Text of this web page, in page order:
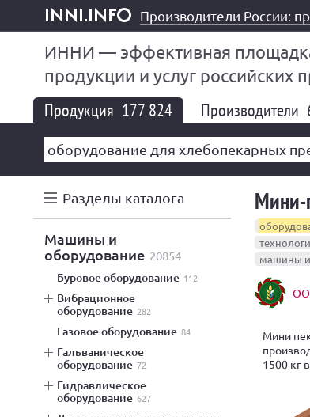
inni.info
Производители России:
ИННИ — эффективная
продукции и услуг российских
Продукция 177 824 Производители
Разделы каталога
машины и
оборудование 20854
буровое оборудование 112
вибрационное
оборудование 282
газовое оборудование 84
гальваническое
оборудование 72
гидравлическое
оборудование 627
Мини-
машины
Мини
1500 кг